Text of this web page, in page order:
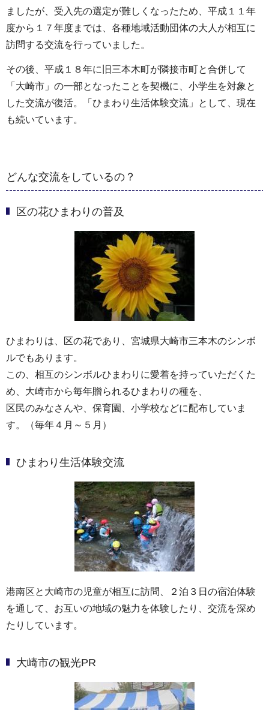
ましたが、受入先の選定が難しくなったため、平成１１年
度から１７年度までは、各種地域活動団体の大人が相互に
訪問する交流を行っていました。
その後、平成１８年に旧三本木町が隣接市町と合併して
「大崎市」の一部となったことを契機に、小学生を対象と
した交流が復活。「ひまわり生活体験交流」として、現在
も続いています。
どんな交流をしているの？
区の花ひまわりの普及
ひまわりは、区の花であり、宮城県大崎市三本木のシンボ
ルでもあります。
この、相互のシンボルひまわりに愛着を持っていただくた
め、大崎市から毎年贈られるひまわりの種を、
区民のみなさんや、保育園、小学校などに配布していま
す。（毎年４月～５月）
ひまわり生活体験交流
港南区と大崎市の児童が相互に訪問、２泊３日の宿泊体験
を通して、お互いの地域の魅力を体験したり、交流を深め
たりしています。
大崎市の観光PR